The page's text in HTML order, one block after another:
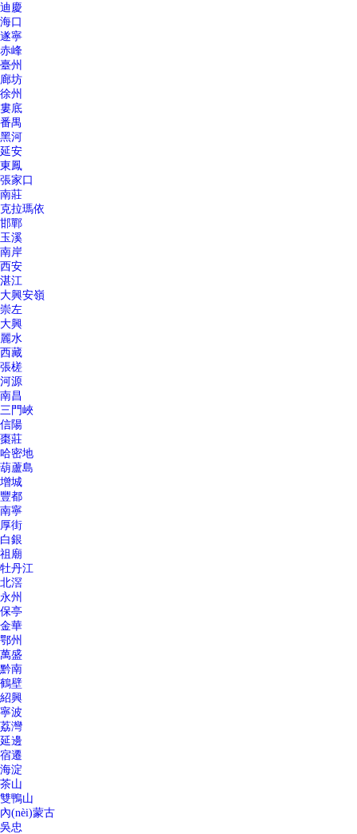
迪慶
海口
遂寧
赤峰
臺州
廊坊
徐州
婁底
番禺
黑河
延安
東鳳
張家口
南莊
克拉瑪依
邯鄲
玉溪
南岸
西安
湛江
大興安嶺
崇左
大興
麗水
西藏
張槎
河源
南昌
三門峽
信陽
棗莊
哈密地
葫蘆島
增城
豐都
南寧
厚街
白銀
祖廟
牡丹江
北滘
永州
保亭
金華
鄂州
萬盛
黔南
鶴壁
紹興
寧波
荔灣
延邊
宿遷
海淀
茶山
雙鴨山
內(nèi)蒙古
吳忠